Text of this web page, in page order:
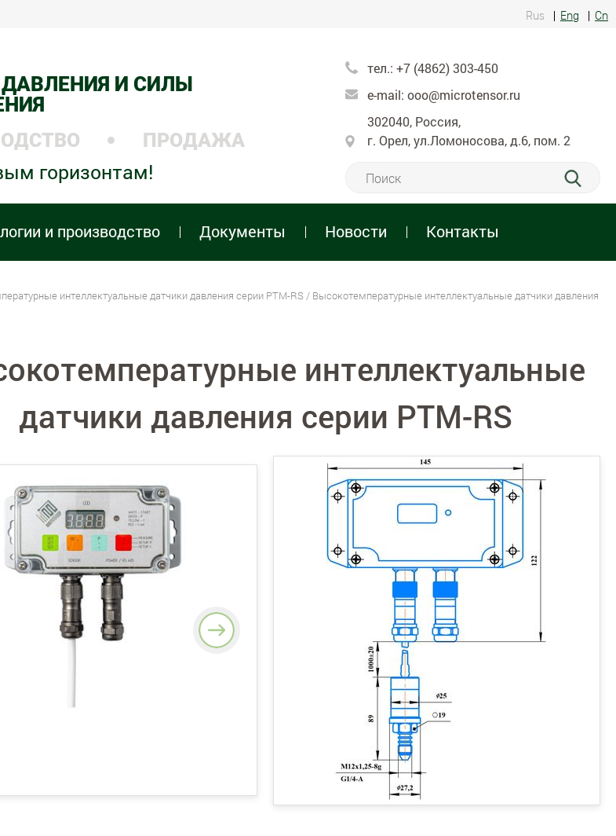
Rus Eng Cn
И СИЛЫ
ПРОДАЖА
горизонтам!
тел.: +7 (4862) 303-450
e-mail: ooo@microtensor.ru
302040, Россия,
г. Орел, ул.Ломоносова, д.6, пом. 2
и производство Документы Новости Контакты
интеллектуальные датчики давления серии PTM-RS/ Высокотемпературные интеллектуальные датчики давления
интеллектуальные
датчики давления серии PTM-RS